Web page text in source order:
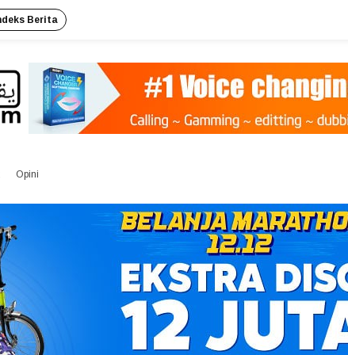
Berita
Opini